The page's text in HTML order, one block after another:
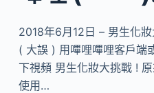
2018年6月12日 – 男生化
( 大誤 ) 用嗶哩嗶哩客戶端
下視頻 男生化妝大挑戰 !
使用…